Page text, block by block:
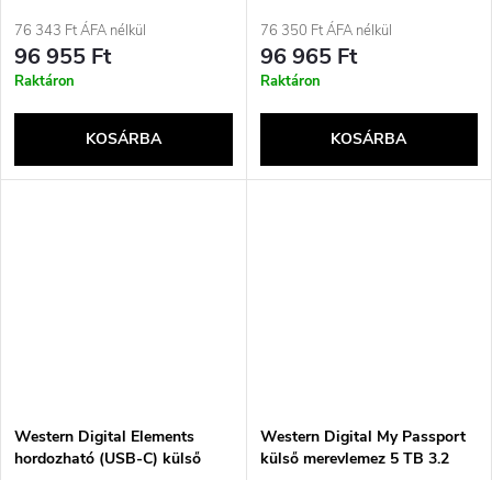
Gen 1 (3.1 Gen 1) fekete
76 343 Ft ÁFA nélkül
96 955 Ft
Raktáron
KOSÁRBA
76 350 Ft ÁFA nélkül
96 965 Ft
Raktáron
KOSÁRBA
Western Digital Elements
hordozható (USB-C) külső
Western Digital My Passport
külső merevlemez 5 TB 3.2